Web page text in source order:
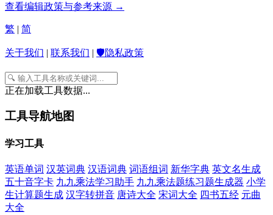
查看编辑政策与参考来源 →
繁 | 简
关于我们 | 联系我们 | 🛡️隐私政策
正在加载工具数据...
工具导航地图
学习工具
英语单词 汉英词典 汉语词典 词语组词 新华字典 英文名生成
五十音字卡 九九乘法学习助手 九九乘法题练习题生成器 小学
生计算题生成 汉字转拼音 唐诗大全 宋词大全 四书五经 元曲
大全